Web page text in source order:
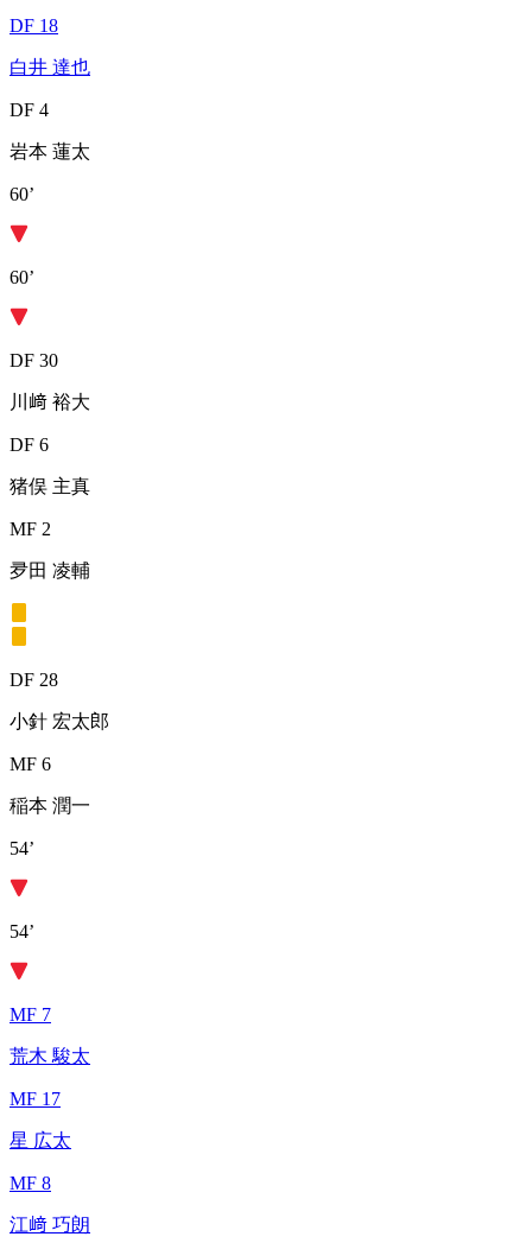
DF 18
白井 達也
DF 4
岩本 蓮太
60’
60’
DF 30
川﨑 裕大
DF 6
猪俣 主真
MF 2
夛田 凌輔
DF 28
小針 宏太郎
MF 6
稲本 潤一
54’
54’
MF 7
荒木 駿太
MF 17
星 広太
MF 8
江﨑 巧朗